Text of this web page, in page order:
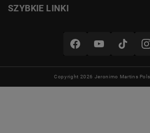
SZYBKIE LINKI
Copyright 2026 Jeronimo Martins